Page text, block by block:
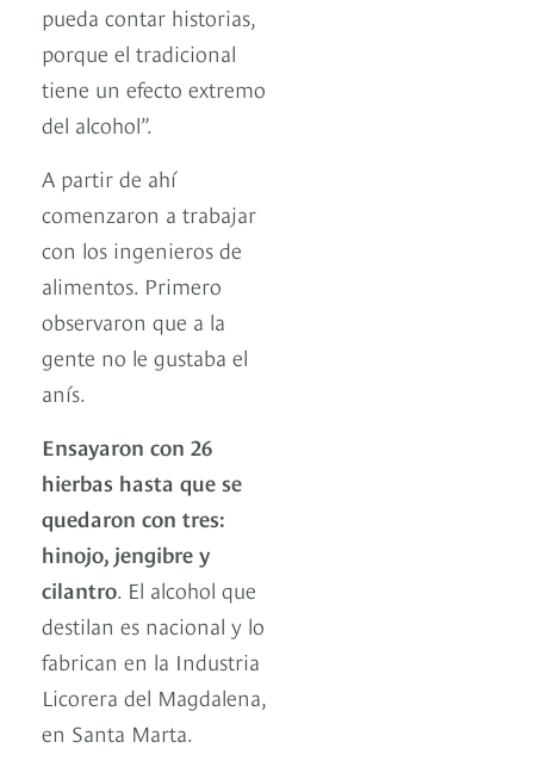
pueda contar historias,
porque el tradicional
tiene un efecto extremo
del alcohol”.
A partir de ahí
comenzaron a trabajar
con los ingenieros de
alimentos. Primero
observaron que a la
gente no le gustaba el
anís.
Ensayaron con 26
hierbas hasta que se
quedaron con tres:
hinojo, jengibre y
cilantro. El alcohol que
destilan es nacional y lo
fabrican en la Industria
Licorera del Magdalena,
en Santa Marta.